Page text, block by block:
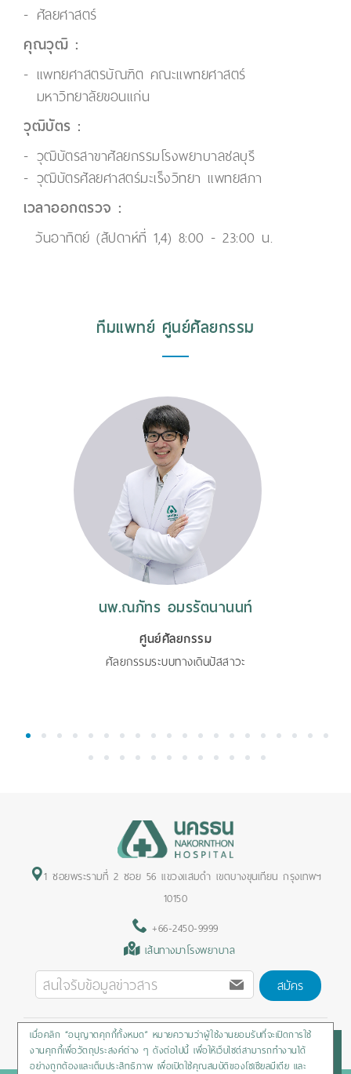
ศัลยศาสตร์
คุณวุฒิ :
แพทยศาสตรบัณฑิต คณะแพทยศาสตร์
มหาวิทยาลัยขอนแก่น
วุฒิบัตร :
วุฒิบัตรสาขาศัลยกรรมโรงพยาบาลชลบุรี
วุฒิบัตรศัลยศาสตร์มะเร็งวิทยา แพทยสภา
เวลาออกตรวจ :
วันอาทิตย์ (สัปดาห์ที่ 1,4) 8:00 - 23:00 น.
ทีมแพทย์ ศูนย์ศัลยกรรม
นพ.ณภัทร อมรรัตนานนท์
ศูนย์ศัลยกรรม
ศัลยกรรมระบบทางเดินปัสสาวะ
1 2 3 4 5 6 7 8 9 10 11 12 13 14 15 16 17 18 19 20
21 22 23 24 25 26 27 28 29 30 31 32
1 ซอยพระรามที่ 2 ซอย 56 แขวงแสมดำ เขตบางขุนเทียน กรุงเทพฯ
10150
+66-2450-9999
เส้นทางมาโรงพยาบาล
สมัคร
Privacy Policy/Cookies Policy/Sitemap/สิทธิผู้ป่วย
เมื่อคลิก “อนุญาตคุกกี้ทั้งหมด” หมายความว่าผู้ใช้งานยอมรับที่จะเปิดการใช้
งานคุกกี้เพื่อวัตถุประสงค์ต่าง ๆ ดังต่อไปนี้ เพื่อให้เว็บไซต์สามารถทำงานได้
อย่างถูกต้องและเต็มประสิทธิภาพ เพื่อเปิดใช้คุณสมบัติของโซเชียลมีเดีย และ